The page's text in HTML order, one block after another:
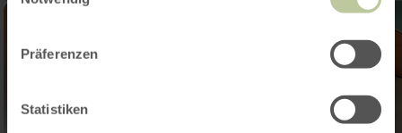
Präferenzen
Statistiken